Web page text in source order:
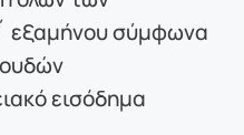
εξαμήνου σύμφωνα
εισόδημα